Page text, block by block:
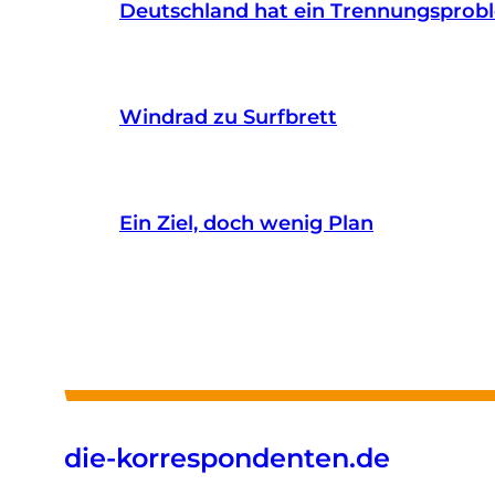
Deutschland hat ein
Windrad zu Surfbrett
Ein Ziel, doch wenig Plan
die-korrespondenten.de